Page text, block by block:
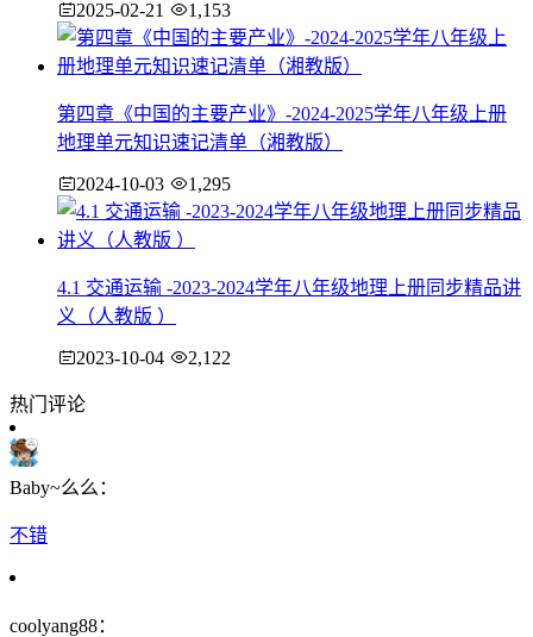
2025-02-21 1,153
第四章《中国的主要产业》-2024-2025学年八年级上册
地理单元知识速记清单（湘教版）
2024-10-03 1,295
4.1 交通运输 -2023-2024学年八年级地理上册同步精品讲
义（人教版 ）
2023-10-04 2,122
热门评论
Baby~么么：
不错
coolyang88：